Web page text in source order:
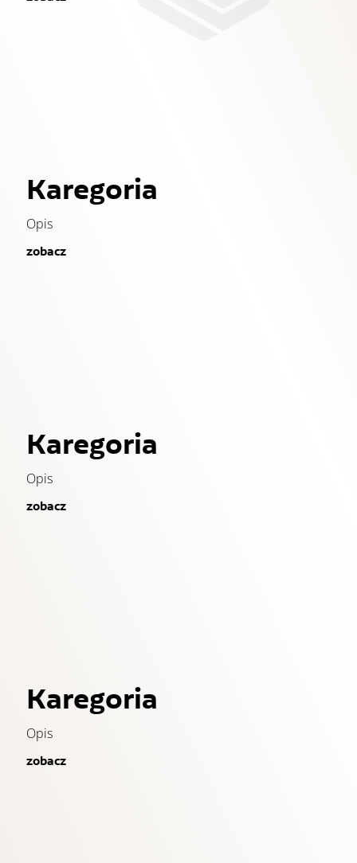
Karegoria
Opis
zobacz
Karegoria
Opis
zobacz
Karegoria
Opis
zobacz